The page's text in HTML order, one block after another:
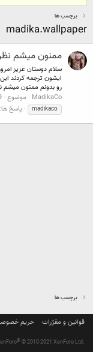
برچسب ها
madika.wallpaper
ممنون میشم نظر
سلام دوستان عزیز
ایشون ترجمه کردند
رو بدونم ممنون میشم
MadikaCo
موضوع
madikaco
پاسخ ها: 6
برچسب ها
قوانین و مقرّرات حریم
® © 2010-2021 XenForo Ltd.